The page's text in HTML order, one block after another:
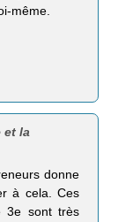
même.
et la
donne
à cela. Ces
3e sont très